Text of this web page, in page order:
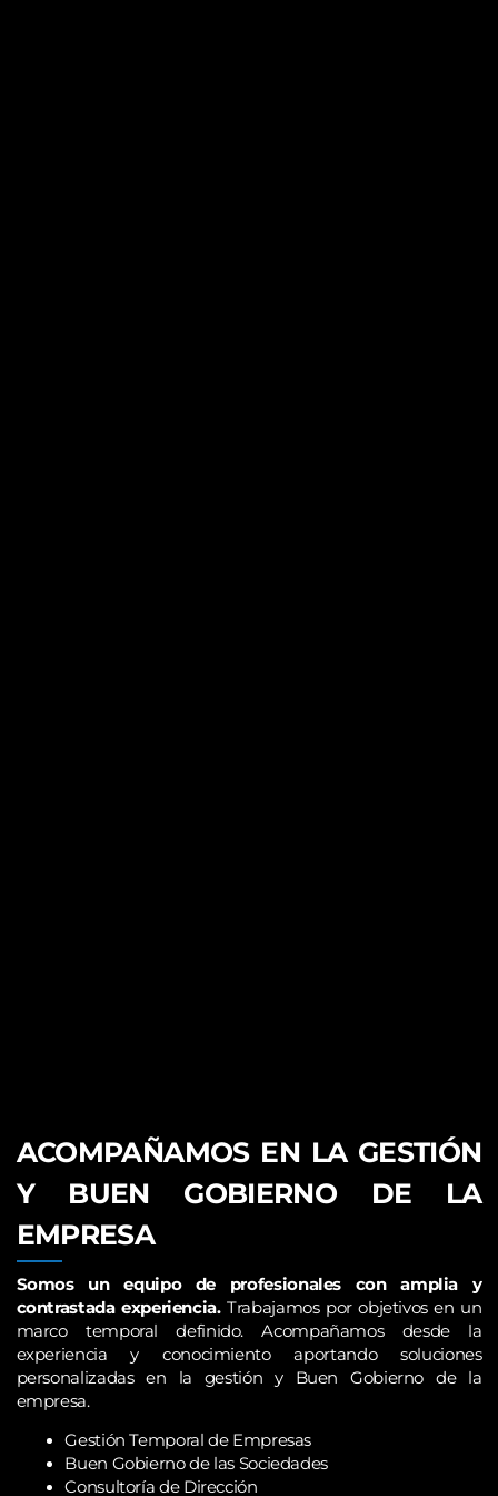
ACOMPAÑAMOS EN LA GESTIÓN
Y BUEN GOBIERNO DE LA
EMPRESA
Somos un equipo de profesionales con amplia y
contrastada experiencia.Trabajamos por objetivos en un
marco temporal definido. Acompañamos desde la
experiencia y conocimiento aportando soluciones
personalizadas en la gestión y Buen Gobierno de la
empresa.
Gestión Temporal de Empresas
Buen Gobierno de las Sociedades
Consultoría de Dirección